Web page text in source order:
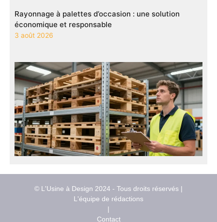
Rayonnage à palettes d’occasion : une solution
économique et responsable
3 août 2026
© L'Usine à Design 2024 - Tous droits réservés |
L'équipe de rédactions
|
Contact